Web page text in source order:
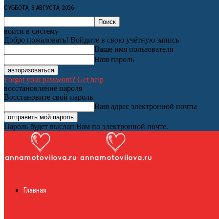
СУББОТА, 8 АВГУСТА, 2026
войти в систему
Добро пожаловать! Войдите в свою учётную запись
Ваше имя пользователя
Ваш пароль
Forgot your password? Get help
восстановление пароля
Восстановите свой пароль
Ваш адрес электронной почты
Пароль будет выслан Вам по электронной почте.
Главная